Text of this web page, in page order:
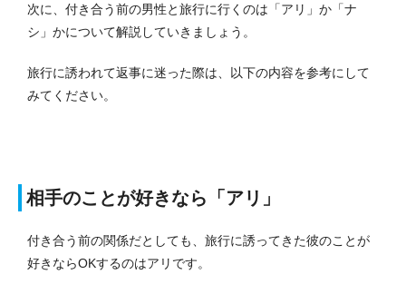
次に、付き合う前の男性と旅行に行くのは「アリ」か「ナ
シ」かについて解説していきましょう。
旅行に誘われて返事に迷った際は、以下の内容を参考にして
みてください。
相手のことが好きなら「アリ」
付き合う前の関係だとしても、旅行に誘ってきた彼のことが
好きならOKするのはアリです。